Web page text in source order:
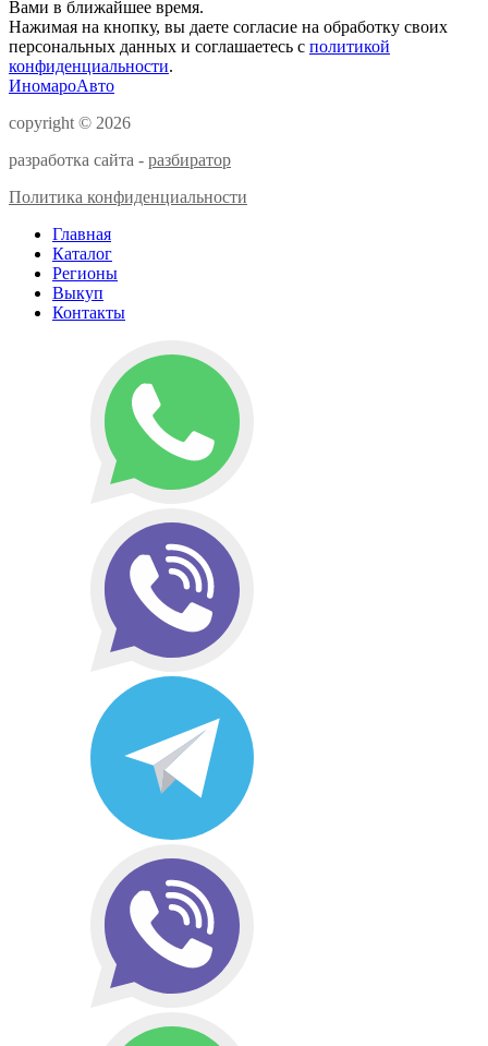
Вами в ближайшее время.
Нажимая на кнопку, вы даете согласие на обработку своих
персональных данных и соглашаетесь с политикой
конфиденциальности.
ИномароАвто
copyright © 2026
разработка сайта - разбиратор
Политика конфиденциальности
Главная
Каталог
Регионы
Выкуп
Контакты